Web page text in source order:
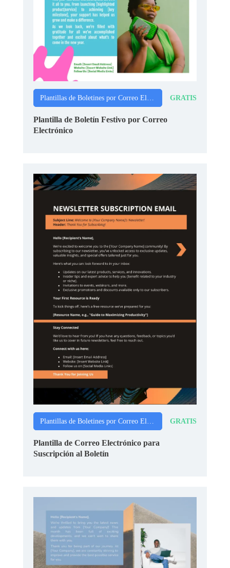
Plantillas de Boletines por Correo Electrónico GRATIS
Plantilla de Boletín Festivo por Correo
Electrónico
Plantillas de Boletines por Correo Electrónico GRATIS
Plantilla de Correo Electrónico para
Suscripción al Boletín